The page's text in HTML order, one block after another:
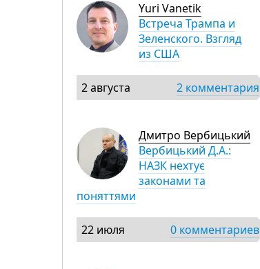
Yuri Vanetik
Встреча Трампа и
Зеленского. Взгляд
из США
2 августа 2 комментария
Дмитро Вербицький
Вербицький Д.А.:
НАЗК нехтує
законами та
поняттями
22 июля 0 комментариев